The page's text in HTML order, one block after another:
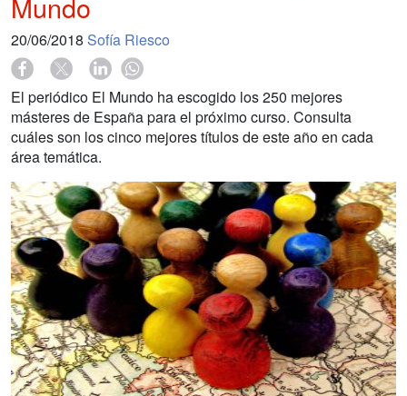
20/06/2018 Sofía Riesco
El periódico El Mundo ha escogido los 250 mejores
másteres de España para el próximo curso. Consulta
cuáles son los cinco mejores títulos de este año en cada
área temática.